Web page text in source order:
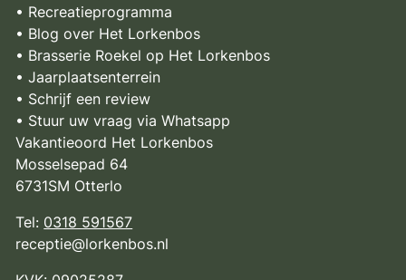
• Recreatieprogramma
• Blog over Het Lorkenbos
• Brasserie Roekel op Het Lorkenbos
• Jaarplaatsenterrein
• Schrijf een review
• Stuur uw vraag via Whatsapp
Vakantieoord Het Lorkenbos
Mosselsepad 64
6731SM Otterlo
Tel: 0318 591567
receptie@lorkenbos.nl